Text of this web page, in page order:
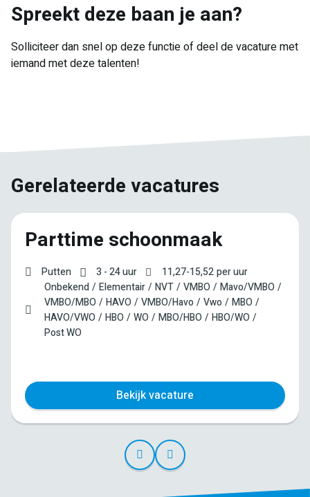
Spreekt deze baan je aan?
Solliciteer dan snel op deze functie of deel de vacature met
iemand met deze talenten!
Gerelateerde vacatures
Parttime schoonmaak
Putten 3 - 24 uur 11,27-15,52per uur
Onbekend
Elementair NVT VMBO
Mavo/VMBO
VMBO/MBO
HAVO VMBO/Havo Vwo
MBO
HAVO/VWO
HBO WO MBO/HBO
HBO/WO
Post WO
Bekijk vacature